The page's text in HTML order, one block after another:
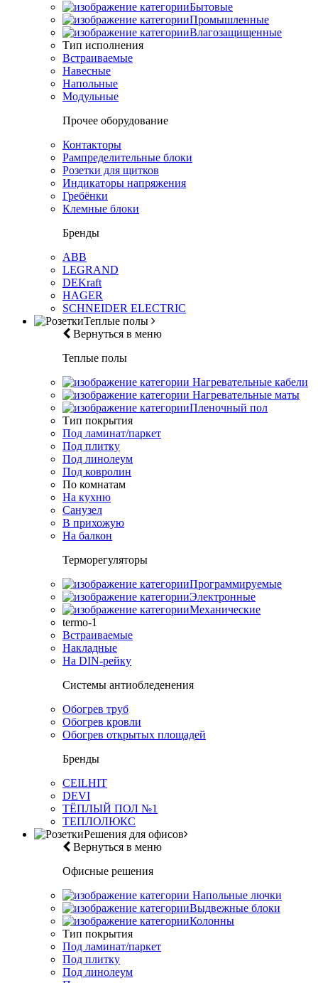
Бытовые
Промышленные
Влагозащищенные
Тип исполнения
Встраиваемые
Навесные
Напольные
Модульные
Прочее оборудование
Контакторы
Рампределительные блоки
Розетки для щитков
Индикаторы напряжения
Гребёнки
Клемные блоки
Бренды
ABB
LEGRAND
DEKraft
HAGER
SCHNEIDER ELECTRIC
Теплые полы
Вернуться в меню
Теплые полы
Нагревательные кабели
Нагревательные маты
Пленочный пол
Тип покрытия
Под ламинат/паркет
Под плитку
Под линолеум
Под ковролин
По комнатам
На кухню
Санузел
В прихожую
На балкон
Терморегуляторы
Программируемые
Электронные
Механические
termo-1
Встраиваемые
Накладные
На DIN-рейку
Системы антиобледенения
Обогрев труб
Обогрев кровли
Обогрев открытых площадей
Бренды
CEILHIT
DEVI
ТЁПЛЫЙ ПОЛ №1
ТЕПЛОЛЮКС
Решения для офисов
Вернуться в меню
Офисные решения
Напольные лючки
Выдвежные блоки
Колонны
Тип покрытия
Под ламинат/паркет
Под плитку
Под линолеум